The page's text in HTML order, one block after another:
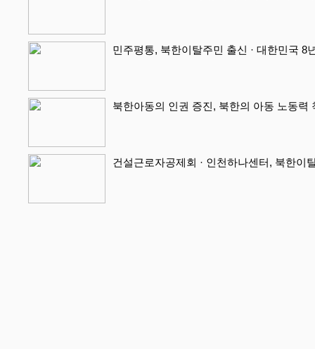
민주평통, 북한이탈주민 출신 · 대한민국 8
북한아동의 인권 증진, 북한의 아동 노동력
건설근로자공제회 · 인천하나센터, 북한이